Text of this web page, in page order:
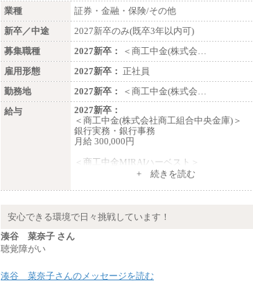
業種
証券・金融・保険/その他
新卒／中途
2027新卒のみ(既卒3年以内可)
募集職種
2027新卒：
＜商工中金(株式会…
雇用形態
2027新卒： 正社員
勤務地
2027新卒：
＜商工中金(株式会…
給与
2027新卒：
＜商工中金(株式会社商工組合中央金庫)＞
銀行実務・銀行事務
月給 300,000円
＜商工中金MIRAIハーベスト＞
※試用期間中も給与に変更はございません
+ 続きを読む
安心できる環境で日々挑戦しています！
湊谷 菜奈子 さん
聴覚障がい
湊谷 菜奈子さんのメッセージを読む